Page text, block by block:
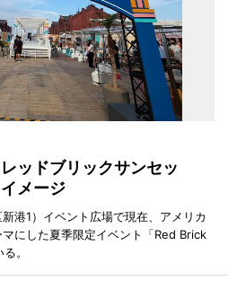
ッドブリックサンセッ
メージ
港1）イベント広場で現在、アメリカ
にした夏季限定イベント「Red Brick
。